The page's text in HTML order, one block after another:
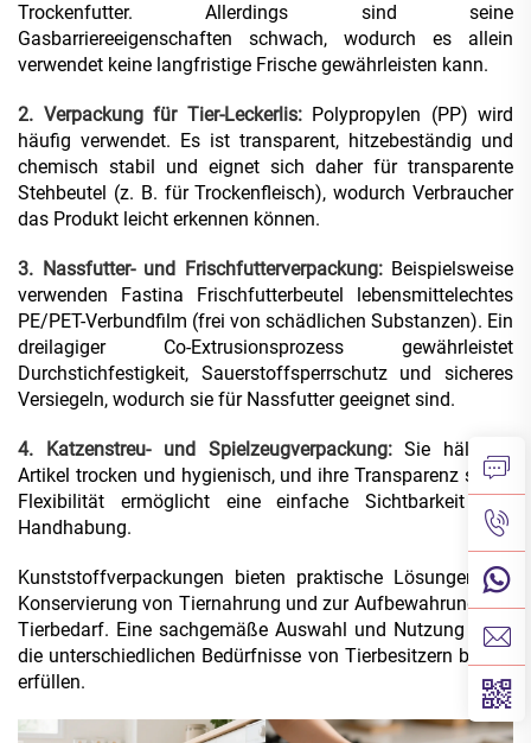
Trockenfutter. Allerdings sind seine
Gasbarriereeigenschaften schwach, wodurch es allein
verwendet keine langfristige Frische gewährleisten kann.
2. Verpackung für Tier-Leckerlis: Polypropylen (PP) wird
häufig verwendet. Es ist transparent, hitzebeständig und
chemisch stabil und eignet sich daher für transparente
Stehbeutel (z. B. für Trockenfleisch), wodurch Verbraucher
das Produkt leicht erkennen können.
3. Nassfutter- und Frischfutterverpackung: Beispielsweise
verwenden Fastina Frischfutterbeutel lebensmittelechtes
PE/PET-Verbundfilm (frei von schädlichen Substanzen). Ein
dreilagiger Co-Extrusionsprozess gewährleistet
Durchstichfestigkeit, Sauerstoffsperrschutz und sicheres
Versiegeln, wodurch sie für Nassfutter geeignet sind.
4. Katzenstreu- und Spielzeugverpackung:Sie hält die
Artikel trocken und hygienisch, und ihre Transparenz sowie
Flexibilität ermöglicht eine einfache Sichtbarkeit und
Handhabung.
Kunststoffverpackungen bieten praktische Lösungen zur
Konservierung von Tiernahrung und zur Aufbewahrung von
Tierbedarf. Eine sachgemäße Auswahl und Nutzung kann
die unterschiedlichen Bedürfnisse von Tierbesitzern besser
erfüllen.